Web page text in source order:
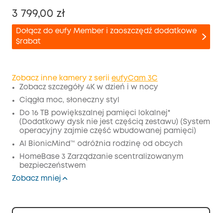
3 799,00 zł
Dołącz do eufy Member i zaoszczędź dodatkowe
$rabat
Wyłączony
Kod:
Zobacz inne kamery z serii eufyCam 3C
Zobacz szczegóły 4K w dzień i w nocy
Ciągła moc, słoneczny styl
Do 16 TB powiększalnej pamięci lokalnej*
(Dodatkowy dysk nie jest częścią zestawu) (System
operacyjny zajmie część wbudowanej pamięci)
AI BionicMind™ odróżnia rodzinę od obcych
HomeBase 3 Zarządzanie scentralizowanym
bezpieczeństwem
Zobacz mniej